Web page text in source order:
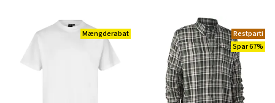
Mængderabat
Restparti
Spar 67%